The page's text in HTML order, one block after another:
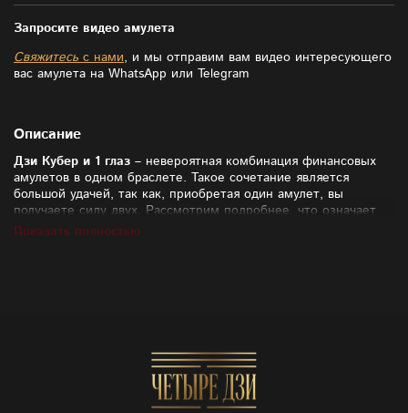
Запросите видео амулета
Свяжитесьс нами, и мы отправим вам видео интересующего
вас амулета на WhatsApp или Telegram
Описание
Дзи Кубер и 1 глаз – невероятная комбинация финансовых
амулетов в одном браслете. Такое сочетание является
большой удачей, так как, приобретая один амулет, вы
получаете силу двух. Рассмотрим подробнее, что означает
данная пиктограмма.
Дзи Кубер выступает популярнейшим талисманом Тибета.
Данный артефакт символизирует бога богатства – Кубера
или Дзамбалу. И предназначен для тех, кто мечтает
Показать полностью